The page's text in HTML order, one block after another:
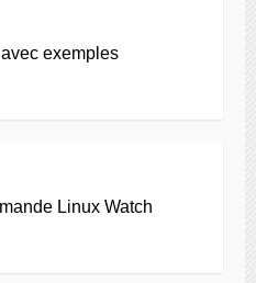
exemples
Linux Watch